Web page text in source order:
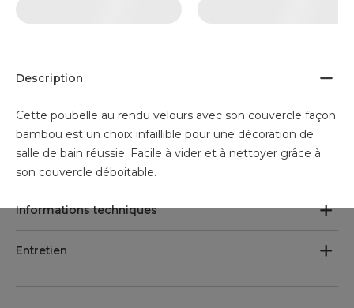
Description
Cette poubelle au rendu velours avec son couvercle façon
bambou est un choix infaillible pour une décoration de
salle de bain réussie. Facile à vider et à nettoyer grâce à
son couvercle déboitable.
Informations techniques
Entretien